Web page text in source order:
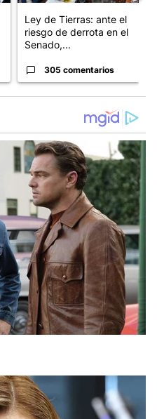
Ley de Tierras: ante el
riesgo de derrota en el
Senado,...
305 comentarios